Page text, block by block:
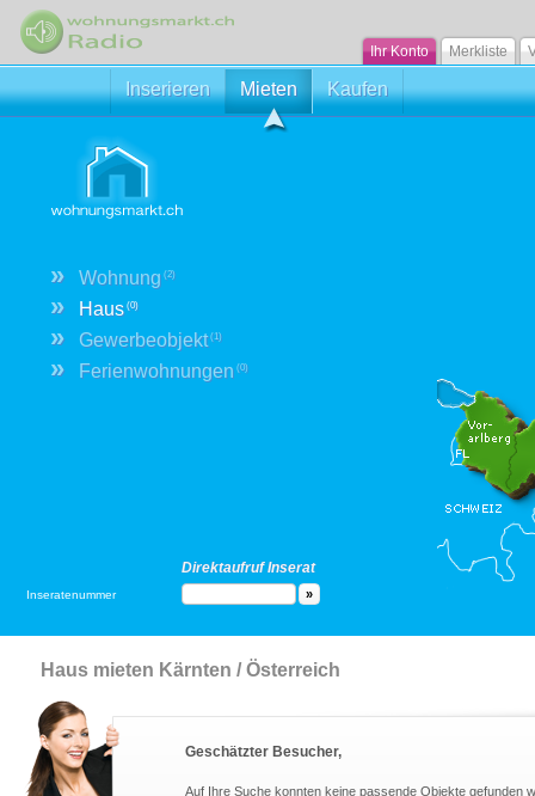
Ihr Konto Merkliste
Inserieren Mieten Kaufen
» Wohnung (2)
» Haus (0)
» Gewerbeobjekt(1)
» Ferienwohnungen (0)
Direktaufruf Inserat
Inseratenummer
Haus mieten Kärnten / Österreich
Geschätzter Besucher,
Auf Ihre Suche konnten keine passende Objekte gefunden